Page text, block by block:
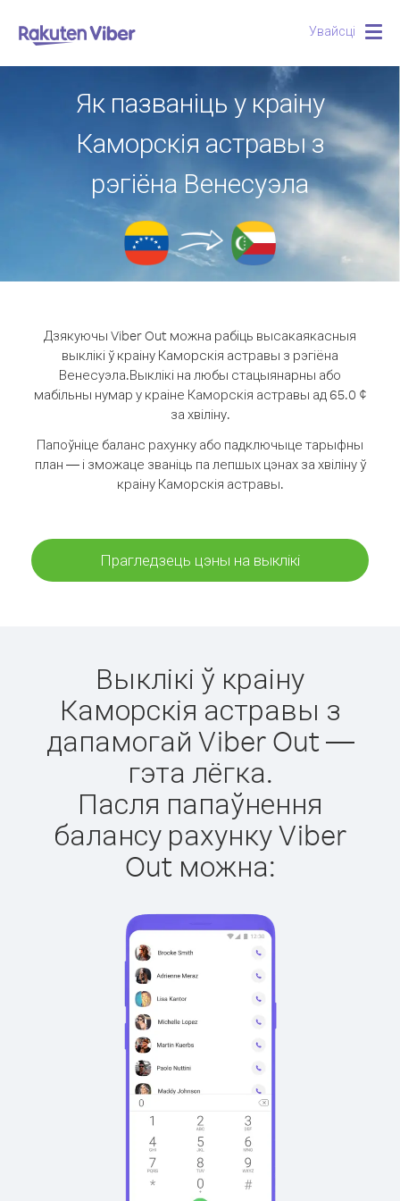
Увайсці
Як пазваніць у краіну
Каморскія астравы з
рэгіёна Венесуэла
Дзякуючы Viber Out можна рабіць высакаякасныя
выклікі ў краіну Каморскія астравы з рэгіёна
Венесуэла.Выклікі на любы стацыянарны або
мабільны нумар у краіне Каморскія астравы ад 65.0 ¢
за хвіліну.
Папоўніце баланс рахунку або падключыце тарыфны
план — і зможаце званіць па лепшых цэнах за хвіліну ў
краіну Каморскія астравы.
Прагледзець цэны на выклікі
Выклікі ў краіну
Каморскія астравы з
дапамогай Viber Out —
гэта лёгка.
Пасля папаўнення
балансу рахунку Viber
Out можна: